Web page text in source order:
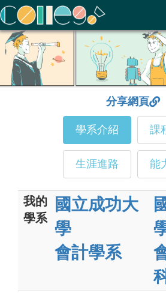
ColleGo! 大學選才與高中育才輔助系統
分享網頁
學系介紹 課
生涯進路 能
我的
學系
國立成功大
學
會計學系